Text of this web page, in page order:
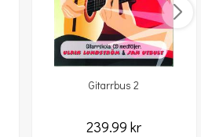
Gitarrbus 2
239.99 kr